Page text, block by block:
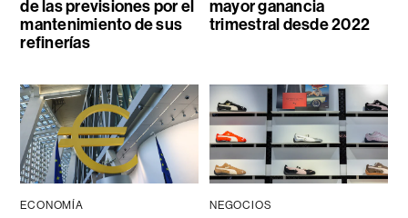
de las previsiones por el
mantenimiento de sus
refinerías
mayor ganancia
trimestral desde 2022
ECONOMÍA NEGOCIOS